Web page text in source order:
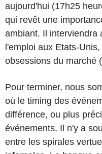
aujourd'hui (17h25
qui revêt une
ambiant. Il interviendra
l'emploi aux Etats-
obsessions du marché
Pour terminer, nous
où le timing des
différence, ou plus
événements. Il n'y a
entre les spirales